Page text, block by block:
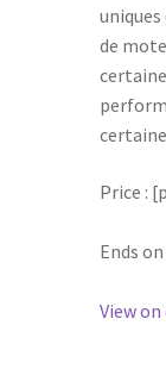
de
Price :
Ends
View on